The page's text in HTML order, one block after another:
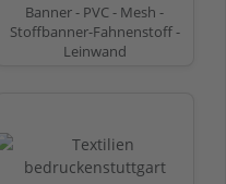
Banner - PVC - Mesh -
Stoffbanner-Fahnenstoff -
Leinwand